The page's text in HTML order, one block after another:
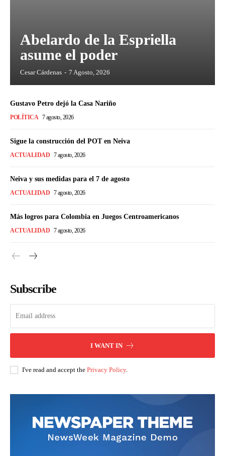
Abelardo de la Espriella
asume el poder
Cesar Cárdenas - 7 Agosto, 2026
Gustavo Petro dejó la Casa Nariño
POLÍTICA 7 agosto, 2026
Sigue la construcción del POT en Neiva
ACTUALIDAD 7 agosto, 2026
Neiva y sus medidas para el 7 de agosto
ACTUALIDAD 7 agosto, 2026
Más logros para Colombia en Juegos Centroamericanos
ACTUALIDAD 7 agosto, 2026
Subscribe
I WANT IN
I've read and accept the Privacy Policy.